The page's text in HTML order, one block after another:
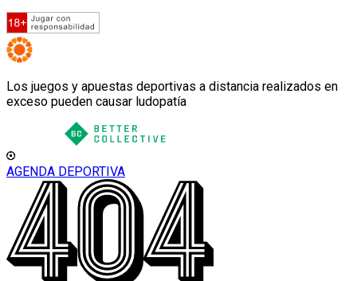
Los juegos y apuestas deportivas a distancia realizados en
exceso pueden causar ludopatía
AGENDA DEPORTIVA